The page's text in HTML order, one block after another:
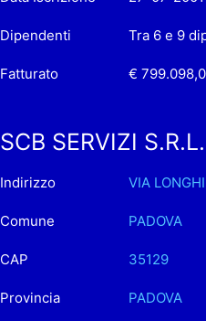
Dipendenti Tra 6 e 9
Fatturato €
SCB SERVIZI
Indirizzo VIA
Comune PADOVA
CAP 35129
Provincia PADOVA